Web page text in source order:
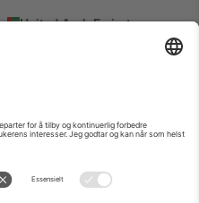
United Arab Emirates
UAE Dubai Silicon Oasis, DDP